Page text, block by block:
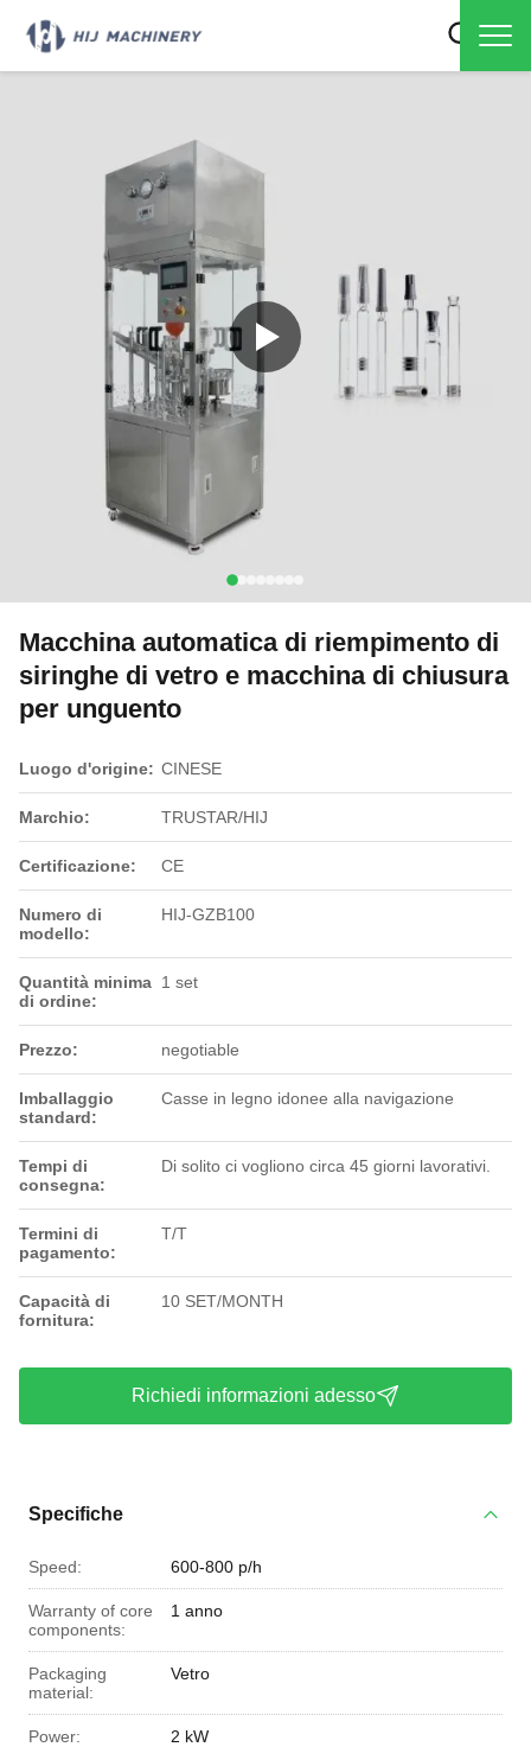
Macchina automatica di riempimento di
siringhe di vetro e macchina di chiusura
per unguento
Luogo d'origine: CINESE
Marchio: TRUSTAR/HIJ
Certificazione: CE
Numero di
modello:
HIJ-GZB100
Quantità minima
di ordine:
1 set
Prezzo: negotiable
Imballaggio
standard:
Casse in legno idonee alla navigazione
Tempi di
consegna:
Di solito ci vogliono circa 45 giorni lavorativi.
Termini di
pagamento:
T/T
Capacità di
fornitura:
10 SET/MONTH
Richiedi informazioni adesso
Specifiche
Speed: 600-800 p/h
Warranty of core
components:
1 anno
Packaging
material:
Vetro
Power: 2 kW